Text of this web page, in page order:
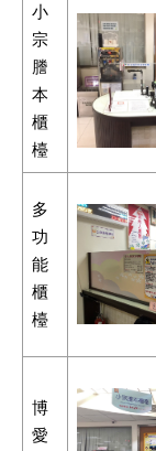
小
宗
謄
本
櫃
檯
多
功
能
櫃
檯
博
愛